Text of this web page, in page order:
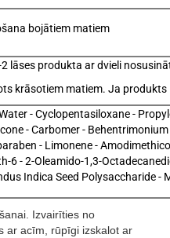
bojātiem matiem
2 lāses produkta ar dvieli
krāsotiem matiem. Ja
- Cyclopentasiloxane -
- Carbomer -
- Limonene -
6 - 2-Oleamido-1,3-
Indica Seed Polysaccharide
Izvairīties no
ar acīm, rūpīgi izskalot ar